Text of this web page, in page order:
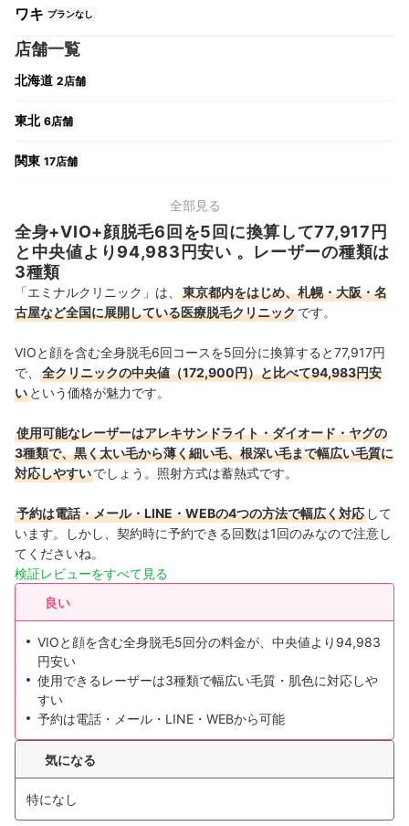
ワキ プランなし
店舗一覧
北海道 2店舗
東北 6店舗
関東 17店舗
関西 9店舗
中国・四国
九州・沖縄 11店舗
全部見る
全身+VIO+顔脱毛6回を5回に換算して77,917円
と中央値より94,983円安い 。レーザーの種類は
3種類
「エミナルクリニック」は、
東京都内をはじめ、札幌・大阪・名
古屋など全国に展開している医療脱毛クリニックです。
VIOと顔を含む全身脱毛6回コースを5回分に換算すると77,917円
で、
全クリニックの中央値（172,900円）と比べて94,983円安
い という価格が魅力です。
使用可能なレーザーはアレキサンドライト・ダイオード・ヤグの
3種類で、黒く太い毛から薄く細い毛、根深い毛まで幅広い毛質に
対応しやすいでしょう。照射方式は蓄熱式です。
予約は電話・メール・LINE・WEBの4つの方法で幅広く対応 して
います。しかし、契約時に予約できる回数は1回のみなので注意し
てくださいね。
検証レビューをすべて見る
良い
VIOと顔を含む全身脱毛5回分の料金が、中央値より94,983
円安い
使用できるレーザーは3種類で幅広い毛質・肌色に対応しや
すい
予約は電話・メール・LINE・WEBから可能
気になる
特になし